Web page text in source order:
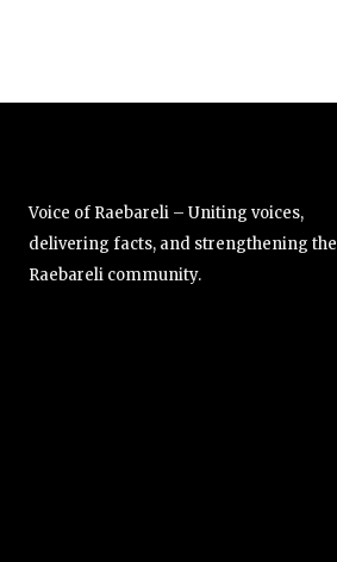
Voice of Raebareli – Uniting voices,
delivering facts, and strengthening the
Raebareli community.